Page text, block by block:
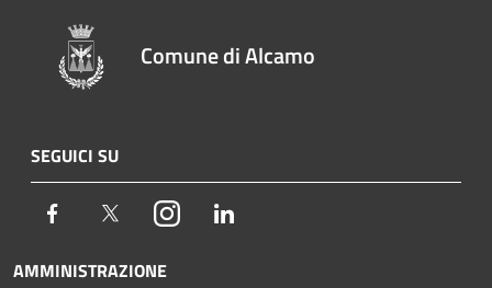
Comune di Alcamo
SEGUICI SU
Facebook TwitterInstagram
AMMINISTRAZIONE